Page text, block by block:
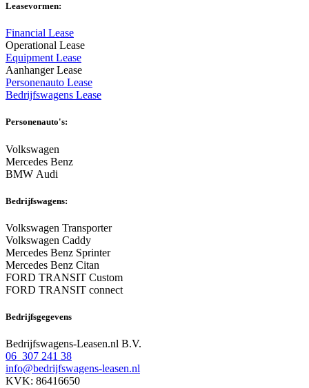
Leasevormen:
Financial Lease
Operational Lease
Equipment Lease
Aanhanger Lease
Personenauto Lease
Bedrijfswagens Lease
Personenauto's:
Volkswagen
Mercedes Benz
BMW Audi
Bedrijfswagens:
Volkswagen Transporter
Volkswagen Caddy
Mercedes Benz Sprinter
Mercedes Benz Citan
FORD TRANSIT Custom
FORD TRANSIT connect
Bedrijfsgegevens
Bedrijfswagens-Leasen.nl B.V.
06 307 241 38
info@bedrijfswagens-leasen.nl
KVK: 86416650